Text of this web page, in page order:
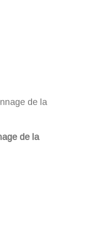
de la